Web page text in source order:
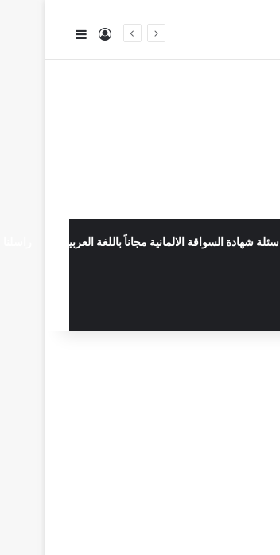
تسجيل الدخول
اسئلة شهادة السواقة الالمانية مجاناً باللغة العربية